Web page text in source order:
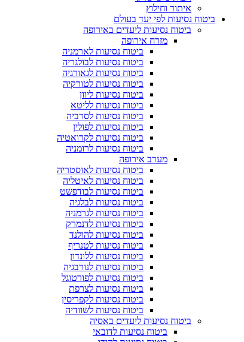
איתור וחילוץ
ביטוח נסיעות לפי יעד בעולם
ביטוח נסיעות ליעדים באירופה
מזרח אירופה
ביטוח נסיעות לארמניה
ביטוח נסיעות לבולגריה
ביטוח נסיעות לגאורגיה
ביטוח נסיעות לטורקיה
ביטוח נסיעות ליוון
ביטוח נסיעות לליטא
ביטוח נסיעות לסרביה
ביטוח נסיעות לפולין
ביטוח נסיעות לקרואטיה
ביטוח נסיעות לרומניה
מערב אירופה
ביטוח נסיעות לאוסטריה
ביטוח נסיעות לאיטליה
ביטוח נסיעות לבודפשט
ביטוח נסיעות לבלגיה
ביטוח נסיעות לגרמניה
ביטוח נסיעות לדנמרק
ביטוח נסיעות להולנד
ביטוח נסיעות לטנריף
ביטוח נסיעות ללונדון
ביטוח נסיעות לנורבגיה
ביטוח נסיעות לפורטוגל
ביטוח נסיעות לצרפת
ביטוח נסיעות לקפריסין
ביטוח נסיעות לשוודיה
ביטוח נסיעות ליעדים באסיה
ביטוח נסיעות לדובאי